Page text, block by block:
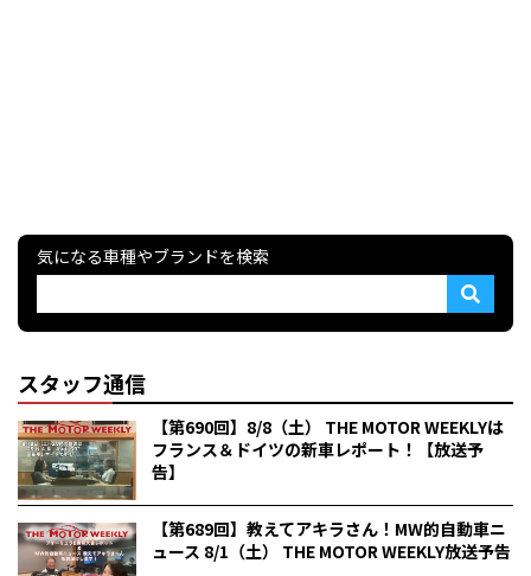
気になる車種やブランドを検索
スタッフ通信
【第690回】8/8（土） THE MOTOR WEEKLYは
フランス＆ドイツの新車レポート！【放送予
告】
【第689回】教えてアキラさん！MW的自動車ニ
ュース 8/1（土） THE MOTOR WEEKLY放送予告